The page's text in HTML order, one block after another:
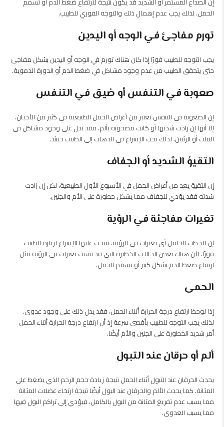
الحمل. لذلك يجب عدم إهمال ذلك والتوجه الفوري للطبيب.
تورم مفاجئ في الوجه أو اليدين
يجب التوجه للطبيب فورًا إذا كان هناك تورم في الوجه أو اليدين بشكل مفاجئ
حتى يتحقق الطبيب من عدم وجود مشاكل في ضغط الدم أو الدورة الدموية.
صعوبة في التنفس أو ضيق في التنفس
إن الصعوبة في التنفس تعتبر من أعراض الحمل الطبيعية في كثير من الأحيان.
إلا أنها إن زادت شدتها أو كانت مصحوبة بألم، فقد تدل على وجود مشاكل في
القلب أو الرئتين. لذلك يجب الإسراع في الذهاب إلى الطبيب حينئذ.
التقيؤ الشديد أو الجفاف
إن التقيؤ يعد من أعراض الحمل في الأسبوع الأول الطبيعية، لكن إن زادت
شدته فقد يؤدي للجفاف مما يشكل خطورة على الأم والجنين.
تغيرات مفاجئة في الرؤية
إن لاحظت الحامل أي تغيرات في الرؤية، فيجب عليها الإسراع لزيارة الطبيب
فورًا. لأن هناك بعض الحالات الخطيرة التي قد تسبب تغيرات في الرؤية مثل
ارتفاع ضغط الدم بشكل كبير أو تسمم الحمل.
الحمى
إذا لوحظ ارتفاع درجة الحرارة أثناء الحمل، فقد يدل ذلك على وجود عدوى.
لذلك يجب التوجه للطبيب بأقصى سرعة إذ أن ارتفاع درجة الحرارة أثناء الحمل
أمر شديد الخطورة على الجنين والأم أيضًا.
ألم أو حرقان عند التبول
يحدث الحرقان عند التبول أثناء الحمل نتيجة زيادة حجم الرحم الذي يضغط على
المثانة. كما يحدث الألم والحرقان عند البول أيضًا نتيجة ارتخاء عضلات المثانة
مما يسبب عدم تفريغ المثانة من البول بالكامل، فيؤدي إلى تراكم البول فيها
مما يسبب العدوى.